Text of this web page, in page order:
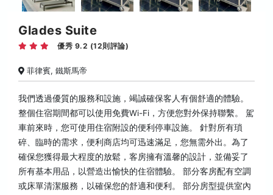
Glades Suite
優秀 9.2 (12則評論)
菲律賓, 鐵斯馬帝
我們透過優質的服務和設施，竭誠確保客人有個舒適的體驗。
整個住宿期間都可以使用免費Wi-Fi，方便您對外保持聯繫。 駕
車前來時，您可使用住宿附設的便利停車設施。 針對所有瑣
碎、臨時的需求，便利商店均可迅速滿足，您無需外出。為了
確保您獲得最大程度的放鬆，客房擁有溫馨的設計，並備妥了
所有基本用品，以營造出愉快的住宿體驗。 部分客房配有空調
或床單清潔服務，以確保您的舒適和便利。 部分房型提供室內